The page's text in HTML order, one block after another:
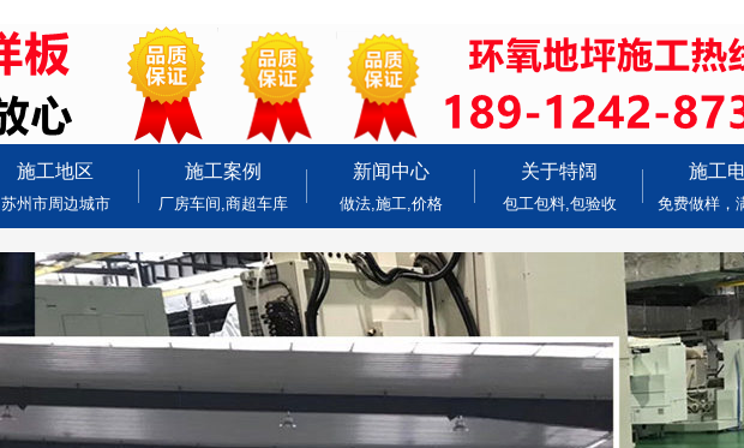
施工地区
苏州市周边城市
施工案例
厂房车间,商超车库
新闻中心
做法,施工,价格
关于特阔
包工包料,包验收
施工
免费做样，